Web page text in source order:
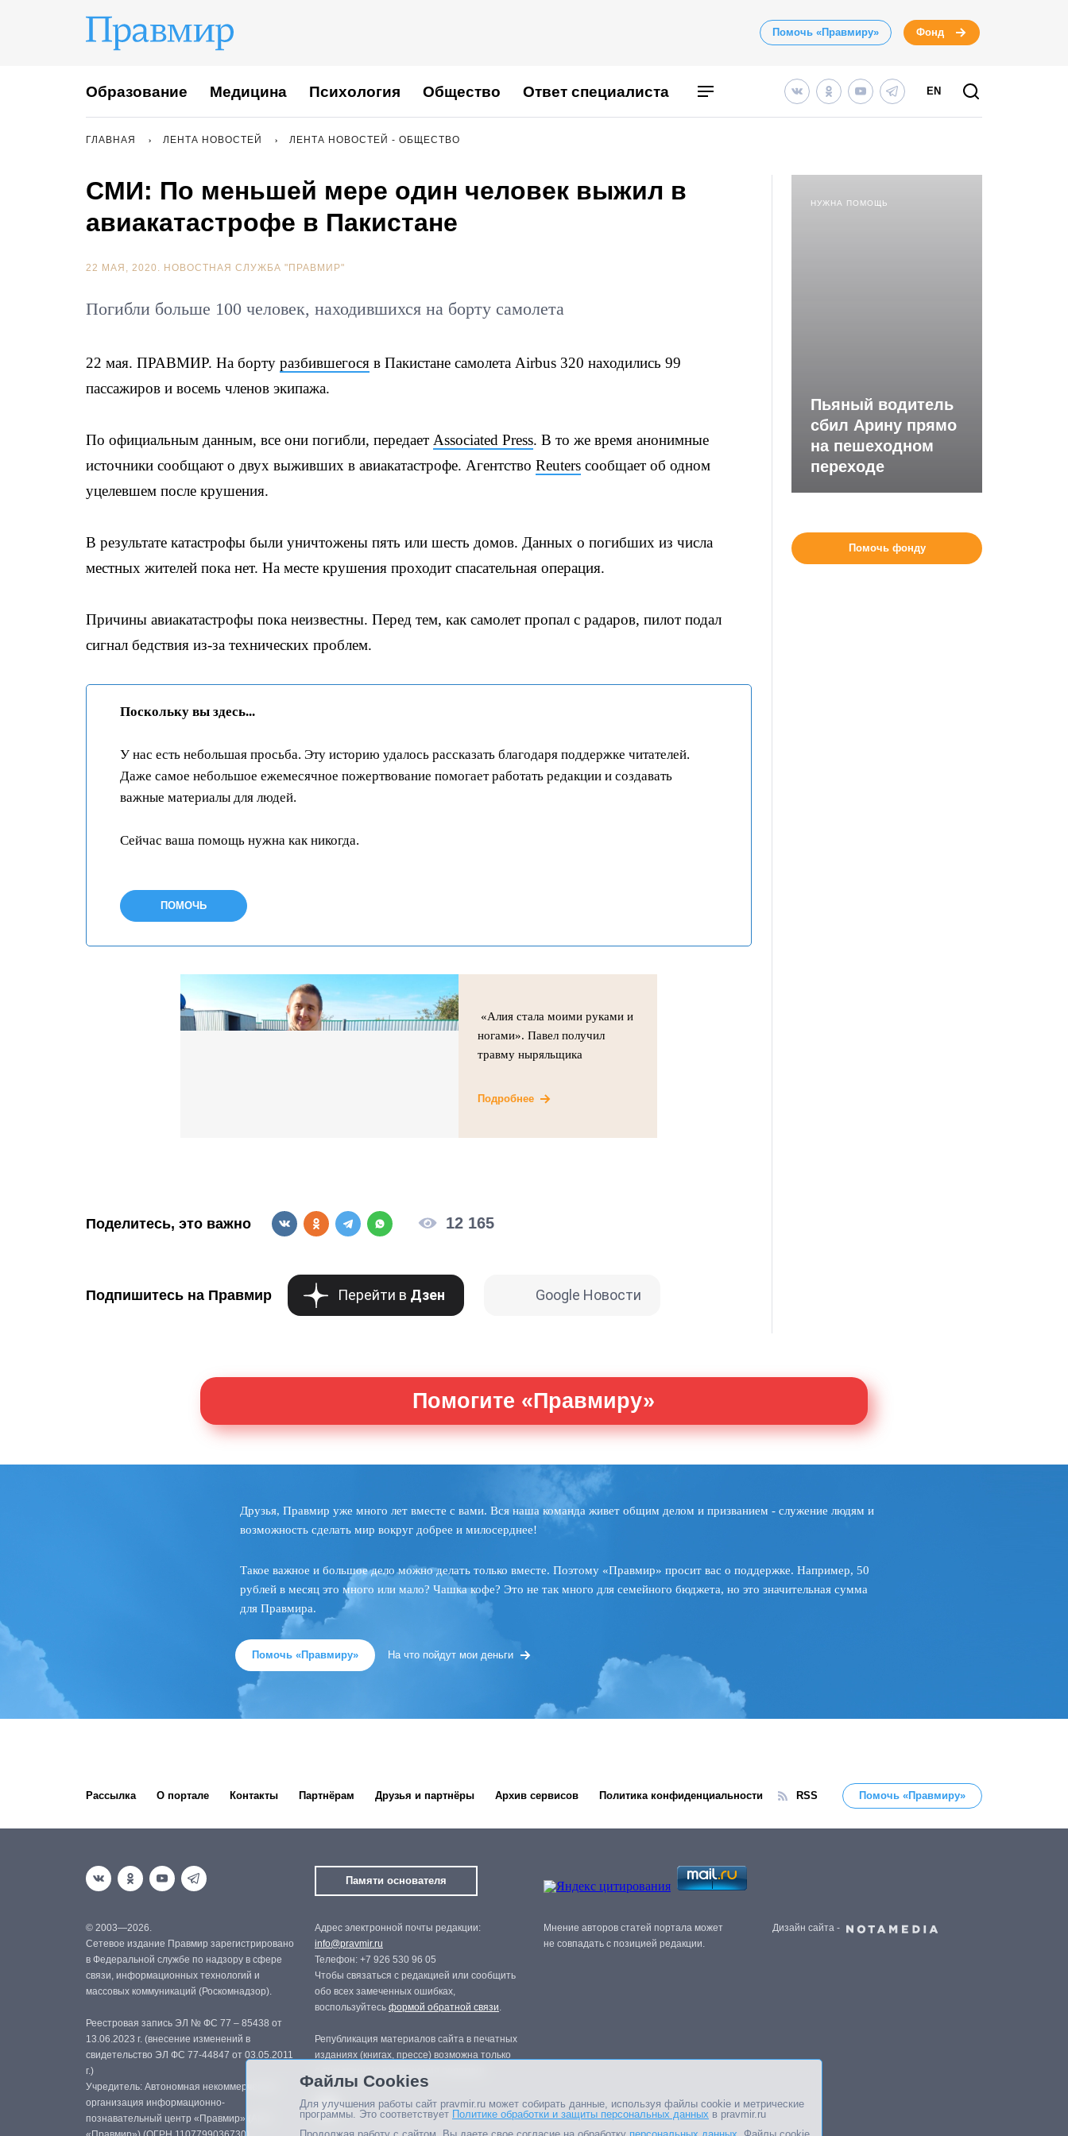
Помочь «Правмиру» Фонд
Образование Медицина Психология Общество Ответ специалиста EN
ГЛАВНАЯ ЛЕНТА НОВОСТЕЙ ЛЕНТА НОВОСТЕЙ - ОБЩЕСТВО
СМИ: По меньшей мере один человек выжил в
авиакатастрофе в Пакистане
22 МАЯ, 2020. НОВОСТНАЯ СЛУЖБА "ПРАВМИР"
Погибли больше 100 человек, находившихся на борту самолета
22 мая. ПРАВМИР. На борту разбившегося в Пакистане самолета Airbus 320 находились 99
пассажиров и восемь членов экипажа.
По официальным данным, все они погибли, передает Associated Press. В то же время анонимные
источники сообщают о двух выживших в авиакатастрофе. Агентство Reuters сообщает об одном
уцелевшем после крушения.
В результате катастрофы были уничтожены пять или шесть домов. Данных о погибших из числа
местных жителей пока нет. На месте крушения проходит спасательная операция.
Причины авиакатастрофы пока неизвестны. Перед тем, как самолет пропал с радаров, пилот подал
сигнал бедствия из-за технических проблем.
Поскольку вы здесь...
У нас есть небольшая просьба. Эту историю удалось рассказать благодаря поддержке читателей.
Даже самое небольшое ежемесячное пожертвование помогает работать редакции и создавать
важные материалы для людей.
Сейчас ваша помощь нужна как никогда.
ПОМОЧЬ
«Алия стала моими руками и
ногами». Павел получил
травму ныряльщика
Подробнее
Поделитесь, это важно 12 165
Подпишитесь на Правмир Перейти в Дзен Google Новости
НУЖНА ПОМОЩЬ
Пьяный водитель
сбил Арину прямо
на пешеходном
переходе
Помочь фонду
Помогите «Правмиру»
Друзья, Правмир уже много лет вместе с вами. Вся наша команда живет общим делом и призванием - служение людям и
возможность сделать мир вокруг добрее и милосерднее!
Такое важное и большое дело можно делать только вместе. Поэтому «Правмир» просит вас о поддержке. Например, 50
рублей в месяц это много или мало? Чашка кофе? Это не так много для семейного бюджета, но это значительная сумма
для Правмира.
Помочь «Правмиру» На что пойдут мои деньги
Рассылка О портале Контакты Партнёрам Друзья и партнёры Архив сервисов Политика конфиденциальности RSS Помочь «Правмиру»
Памяти основателя
© 2003—2026.
Сетевое издание Правмир зарегистрировано
в Федеральной службе по надзору в сфере
связи, информационных технологий и
массовых коммуникаций (Роскомнадзор).
Реестровая запись ЭЛ № ФС 77 – 85438 от
13.06.2023 г. (внесение изменений в
свидетельство ЭЛ ФС 77-44847 от 03.05.2011
г.)
Учредитель: Автономная некоммерческая
организация информационно-
познавательный центр «Правмир» (АНО
Адрес электронной почты редакции:
info@pravmir.ru
Телефон: +7 926 530 96 05
Чтобы связаться с редакцией или сообщить
обо всех замеченных ошибках,
воспользуйтесь формой обратной связи.
Републикация материалов сайта в печатных
изданиях (книгах, прессе) возможна только
Мнение авторов статей портала может
не совпадать с позицией редакции.
Дизайн сайта -
Файлы Cookies
Для улучшения работы сайт pravmir.ru может собирать данные, используя файлы cookie и метрические
программы. Это соответствует Политике обработки и защиты персональных данных в pravmir.ru